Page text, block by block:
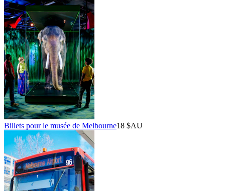
Billets pour le musée de Melbourne18 $AU